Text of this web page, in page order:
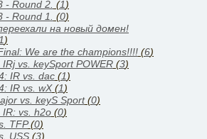
- Round 2. (1)
- Round 1. (0)
на новый домен!
)
We are the champions!!!! (6)
IRj vs. keySport POWER (3)
IR vs. dac (1)
IR vs. wX(1)
vs. keyS Sport(0)
IR: vs. h2o (0)
TFP(0)
USS (3)